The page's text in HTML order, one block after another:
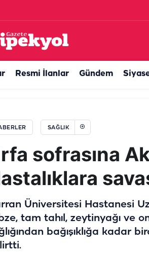
Resmi İlanlar Gündem
SAĞLIK
sofrasına
Üniversitesi Hastanesi
tam tahıl, zeytinyağı ve
bağışıklığa kadar